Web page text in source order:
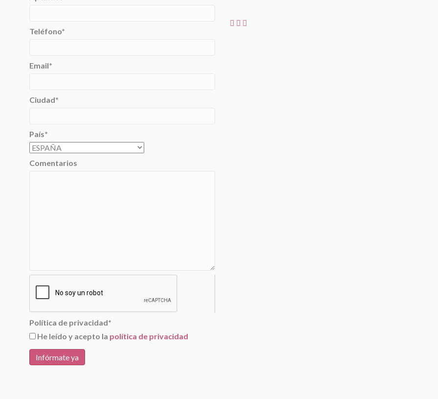
Teléfono*
Email*
Ciudad*
País*
Comentarios
Política de privacidad*
He leído y acepto la política de privacidad